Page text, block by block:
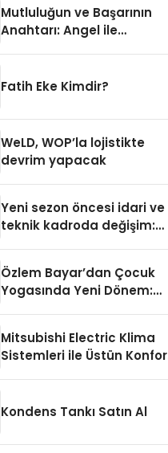
Mutluluğun ve Başarının
Anahtarı: Angel ile
Fatih Eke Kimdir?
WeLD, WOP’la lojistikte
devrim yapacak
Yeni sezon öncesi idari ve
teknik kadroda değişim:
Özlem Bayar’dan Çocuk
Yogasında Yeni Dönem:
Mitsubishi Electric Klima
Sistemleri ile Üstün Konfor
Kondens Tankı Satın Al